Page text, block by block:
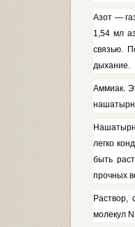
Азот —
1,54 мл
связью.
дыхание.
Аммиак.
легко
быть
прочных
Раствор,
молекул